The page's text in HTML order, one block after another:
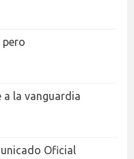
pero
a la vanguardia
Oficial